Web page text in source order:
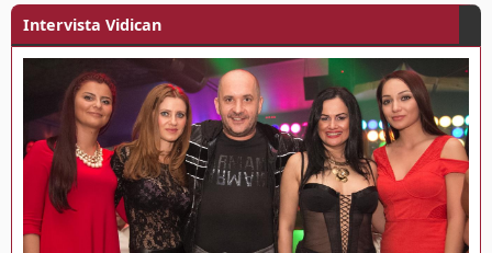
Intervista Vidican